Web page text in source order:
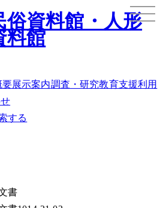
俗資料館・人形
料館
要展示案内調査・研究教育支援利用
する
書